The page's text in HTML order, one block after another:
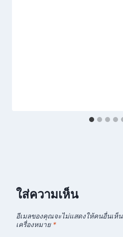
ใส่ความเห็น
อีเมลของคุณจะไม่แสดงให้คนอื่นเห็น
เครื่องหมาย *